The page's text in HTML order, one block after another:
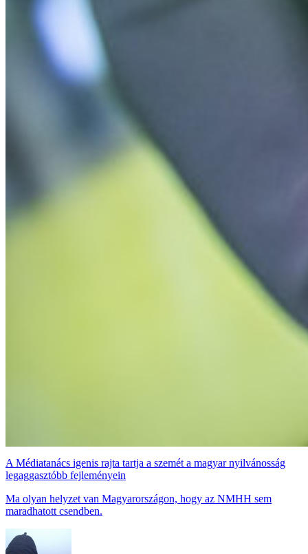
A Médiatanács igenis rajta tartja a szemét a magyar nyilvánosság
legaggasztóbb fejleményein
Ma olyan helyzet van Magyarországon, hogy az NMHH sem
maradhatott csendben.